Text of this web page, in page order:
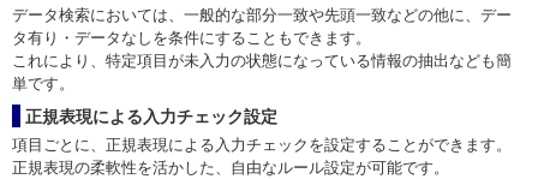
データ検索においては、一般的な部分一致や先頭一致などの他に、デー
タ有り・データなしを条件にすることもできます。
これにより、特定項目が未入力の状態になっている情報の抽出なども簡
単です。
正規表現による入力チェック設定
項目ごとに、正規表現による入力チェックを設定することができます。
正規表現の柔軟性を活かした、自由なルール設定が可能です。